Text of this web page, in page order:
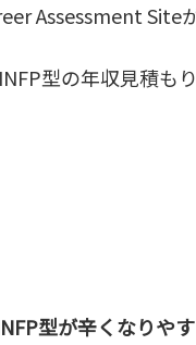
Assessment Site
型の年収見積も
型が辛くなりや